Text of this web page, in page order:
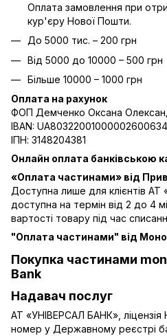
Оплата замовлення при
кур'єру Нової Пошти.
До 5000 тис. – 200 грн
Від 5000 до 10000 – 500 грн
Більше 10000 – 1000 грн
Оплата на рахунок
ФОП Демченко Оксана
IBAN:
ІПН: 3148204381
Онлайн оплата банківською
«Оплата частинами» від
Доступна лише для клієнтів АТ
доступна на термін від 2 до 4
вартості товару під час
"Оплата частинами" від
Покупка частинами
Bank
Надавач послуг
АТ «УНІВЕРСАЛ БАНК», ліцензія
номер у Державному реєстрі